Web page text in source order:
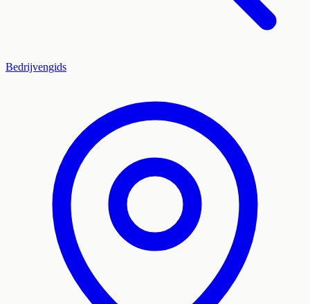
Bedrijvengids